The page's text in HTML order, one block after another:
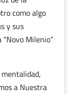
como algo
y sus
Milenio”
a Nuestra